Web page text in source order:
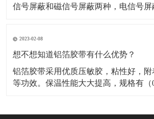
信号屏蔽和磁信号屏蔽两种，电信号
机，笔记电脑和其他数码产品之中。​铜
面氧气特性，可以附着与各种不同基材
材料等
2023-02-08
想不想知道铝箔胶带有什么优势？
铝箔胶带采用优质压敏胶，粘性好，
等功效。保温性能大大提高，规格有（